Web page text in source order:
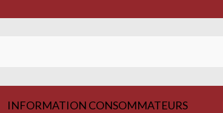
INFORMATION CONSOMMATEURS